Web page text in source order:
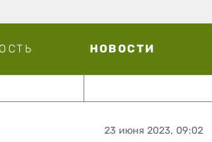
НОВОСТИ
23 июня 2023, 09:02